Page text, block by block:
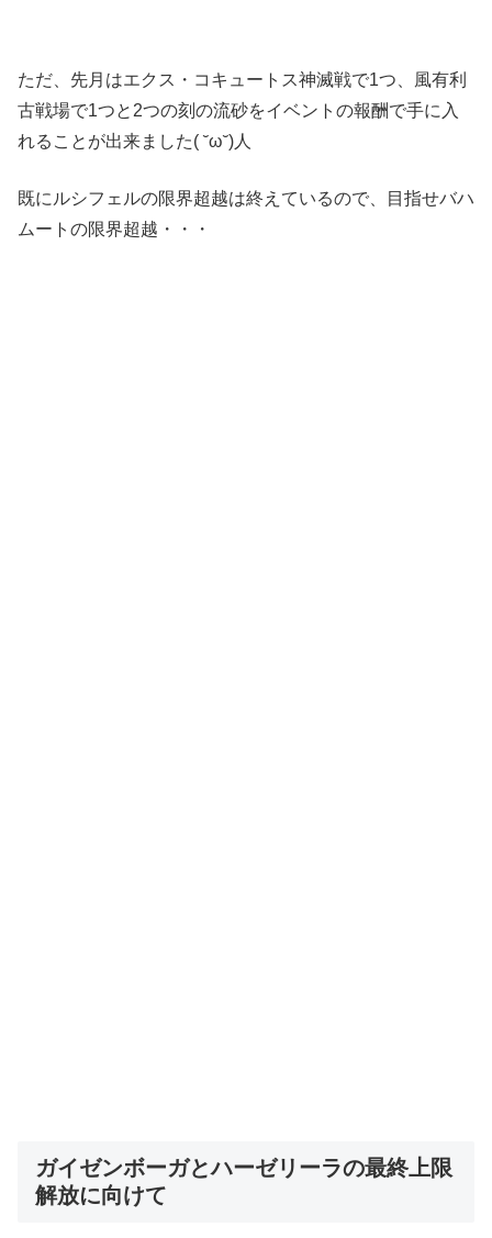
ただ、先月はエクス・コキュートス神滅戦で1つ、風有利
古戦場で1つと2つの刻の流砂をイベントの報酬で手に入
れることが出来ました( ˘ω˘)人
既にルシフェルの限界超越は終えているので、目指せバハ
ムートの限界超越・・・
ガイゼンボーガとハーゼリーラの最終上限
解放に向けて